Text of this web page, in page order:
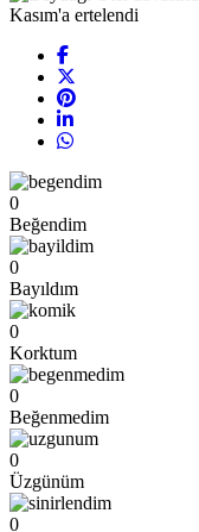
0
Beğendim
0
Bayıldım
0
Korktum
0
Beğenmedim
0
Üzgünüm
0